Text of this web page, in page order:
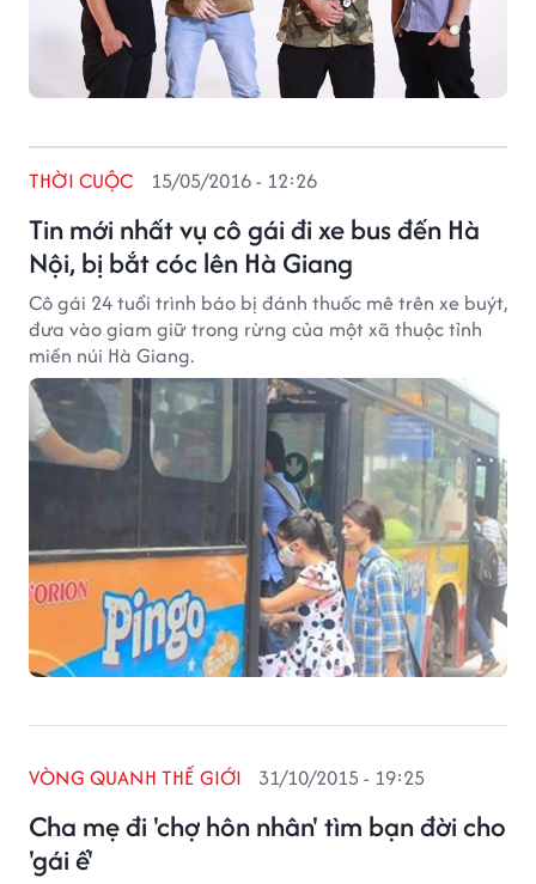
Tin mới nhất vụ cô gái đi xe bus đến Hà
Nội, bị bắt cóc lên Hà Giang
THỜI CUỘC 15/05/2016 - 12:26
Cô gái 24 tuổi trình báo bị đánh thuốc mê trên xe buýt,
đưa vào giam giữ trong rừng của một xã thuộc tỉnh
miền núi Hà Giang.
Cha mẹ đi 'chợ hôn nhân' tìm bạn đời cho
'gái ế'
VÒNG QUANH THẾ GIỚI 31/10/2015 - 19:25